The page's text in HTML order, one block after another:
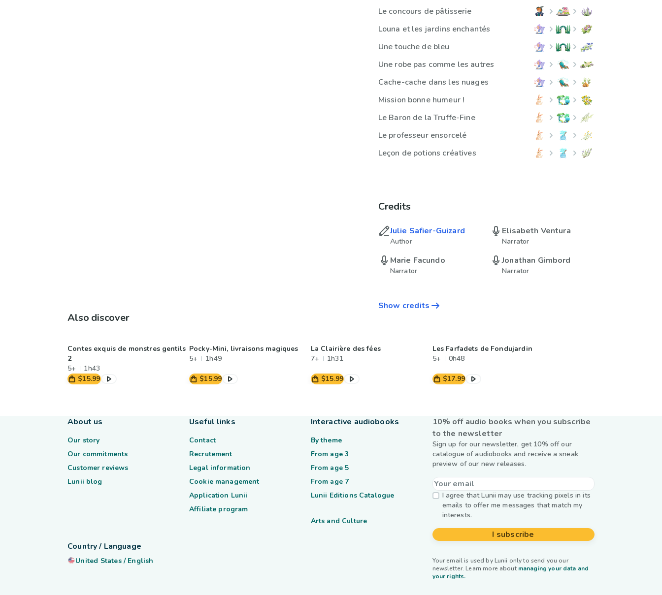
Le concours de pâtisserie
Louna et les jardins enchantés
Une touche de bleu
Une robe pas comme les autres
Cache-cache dans les nuages
Mission bonne humeur !
Le Baron de la Truffe-Fine
Le professeur ensorcelé
Leçon de potions créatives
Credits
Julie Safier-Guizard
Author
Elisabeth Ventura
Narrator
Marie Facundo
Narrator
Jonathan Gimbord
Narrator
Show credits
Also discover
Contes exquis de monstres gentils
2
5+
1h43
$15.99
Pocky-Mini, livraisons magiques
5+
1h49
$15.99
La Clairière des fées
7+
1h31
$15.99
Les Farfadets de Fondujardin
5+
0h48
$17.99
10% off audio books when you subscribe
to the newsletter
Sign up for our newsletter, get 10% off our
catalogue of audiobooks and receive a sneak
preview of our new releases.
I agree that Lunii may use tracking pixels in its
emails to offer me messages that match my
interests.
I subscribe
Your email is used by Lunii only to send you our
newsletter. Learn more about managing your data and
your rights.
About us
Our story
Our commitments
Customer reviews
Lunii blog
Useful links
Contact
Recrutement
Legal information
Cookie management
Application Lunii
Affiliate program
Interactive audiobooks
By theme
From age 3
From age 5
From age 7
Lunii Editions Catalogue
Arts and Culture
Country / Language
United States/ English